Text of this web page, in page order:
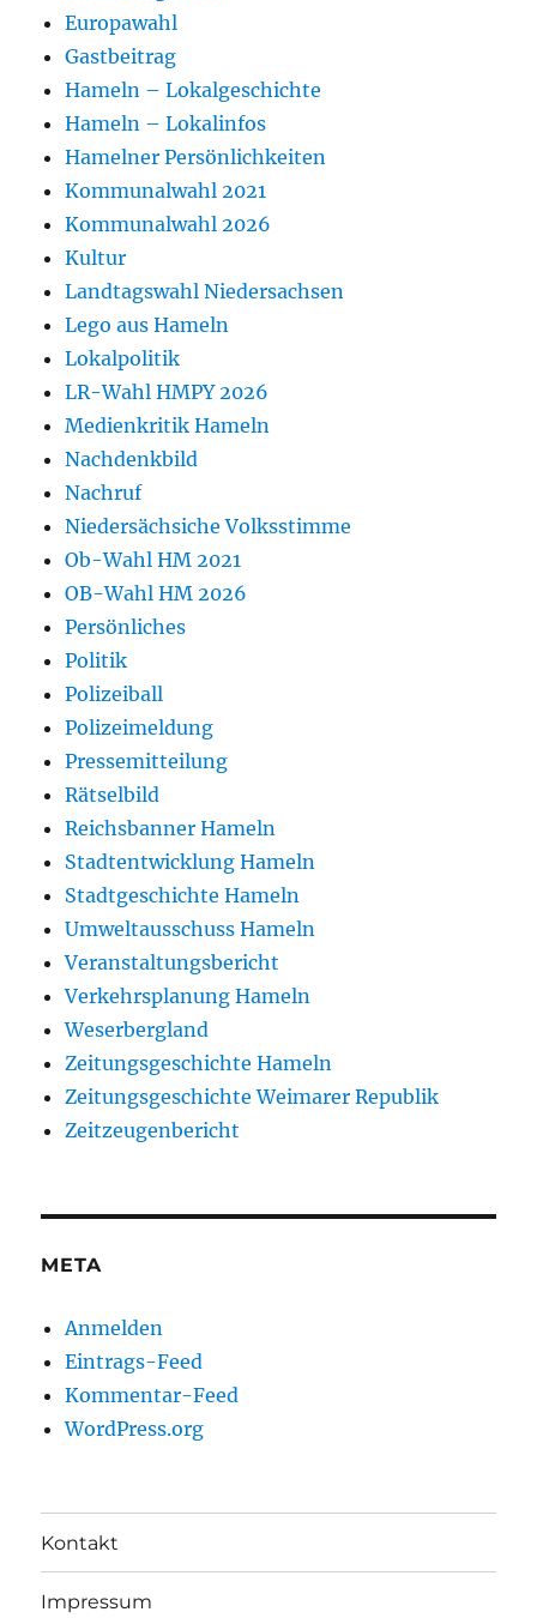
Europawahl
Gastbeitrag
Hameln – Lokalgeschichte
Hameln – Lokalinfos
Hamelner Persönlichkeiten
Kommunalwahl 2021
Kommunalwahl 2026
Kultur
Landtagswahl Niedersachsen
Lego aus Hameln
Lokalpolitik
LR-Wahl HMPY 2026
Medienkritik Hameln
Nachdenkbild
Nachruf
Niedersächsiche Volksstimme
Ob-Wahl HM 2021
OB-Wahl HM 2026
Persönliches
Politik
Polizeiball
Polizeimeldung
Pressemitteilung
Rätselbild
Reichsbanner Hameln
Stadtentwicklung Hameln
Stadtgeschichte Hameln
Umweltausschuss Hameln
Veranstaltungsbericht
Verkehrsplanung Hameln
Weserbergland
Zeitungsgeschichte Hameln
Zeitungsgeschichte Weimarer Republik
Zeitzeugenbericht
META
Anmelden
Eintrags-Feed
Kommentar-Feed
WordPress.org
Kontakt
Impressum